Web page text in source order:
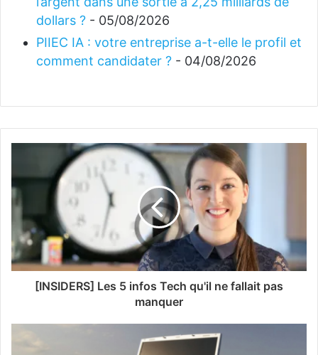
dollars ? - 05/08/2026
PIIEC IA : votre entreprise a-t-elle le profil et
comment candidater ? - 04/08/2026
[INSIDERS] Les 5 infos Tech qu'il ne fallait pas
manquer